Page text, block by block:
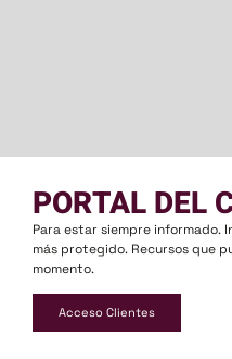
PORTAL DEL
Para estar siempre informado.
más protegido. Recursos que
momento.
Acceso Clientes